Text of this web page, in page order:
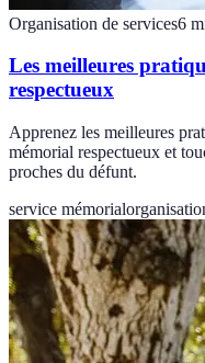
Organisation de services6
Les meilleures
respectueux
Apprenez les meilleures
mémorial respectueux et
proches du défunt.
service mémorial